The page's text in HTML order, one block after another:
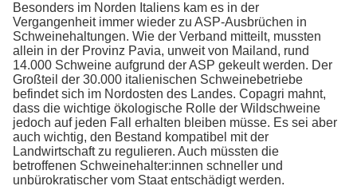
Besonders im Norden Italiens kam es in der
Vergangenheit immer wieder zu ASP-Ausbrüchen in
Schweinehaltungen. Wie der Verband mitteilt, mussten
allein in der Provinz Pavia, unweit von Mailand, rund
14.000 Schweine aufgrund der ASP gekeult werden. Der
Großteil der 30.000 italienischen Schweinebetriebe
befindet sich im Nordosten des Landes. Copagri mahnt,
dass die wichtige ökologische Rolle der Wildschweine
jedoch auf jeden Fall erhalten bleiben müsse. Es sei aber
auch wichtig, den Bestand kompatibel mit der
Landwirtschaft zu regulieren. Auch müssten die
betroffenen Schweinehalter:innen schneller und
unbürokratischer vom Staat entschädigt werden.